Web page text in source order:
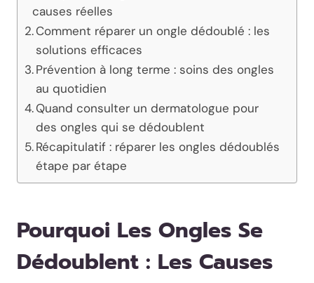
causes réelles
Comment réparer un ongle dédoublé : les
solutions efficaces
Prévention à long terme : soins des ongles
au quotidien
Quand consulter un dermatologue pour
des ongles qui se dédoublent
Récapitulatif : réparer les ongles dédoublés
étape par étape
Pourquoi Les Ongles Se
Dédoublent : Les Causes